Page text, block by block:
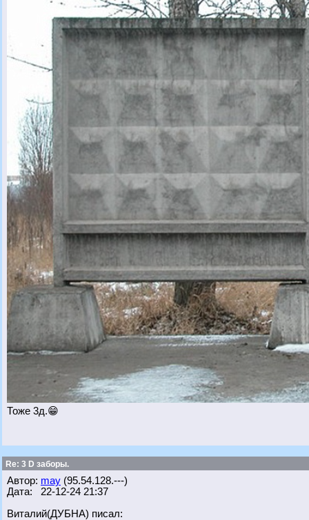
Тоже 3д.😁
Re: 3 D заборы.
Автор: may (95.54.128.---)
Дата: 22-12-24 21:37
Виталий(ДУБНА) писал: